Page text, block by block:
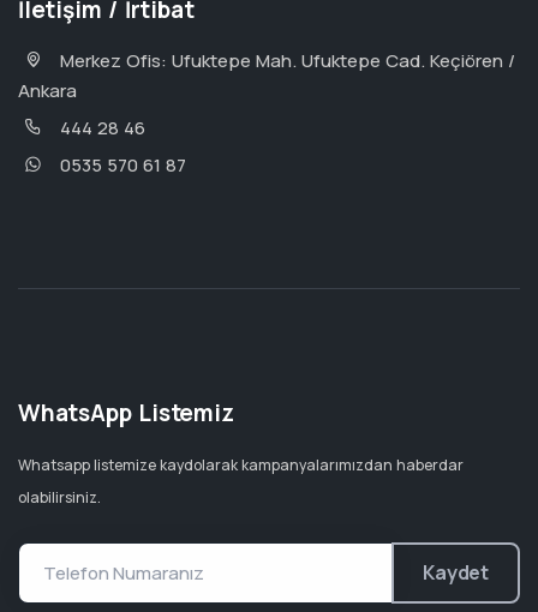
İletişim / İrtibat
Merkez Ofis: Ufuktepe Mah. Ufuktepe Cad. Keçiören /
Ankara
444 28 46
0535 570 61 87
WhatsApp Listemiz
Whatsapp listemize kaydolarak kampanyalarımızdan haberdar
olabilirsiniz.
Kaydet